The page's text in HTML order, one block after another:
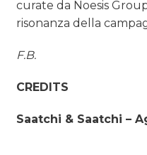
curate da Noesis
risonanza della
F.B.
CREDITS
Saatchi & Saatchi –